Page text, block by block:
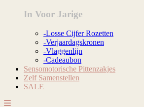
In Voor Jarige
-Losse Cijfer Rozetten
-Verjaardagskronen
-Vlaggenlijn
-Cadeaubon
Sensomotorische Pittenzakjes
Zelf Samenstellen
SALE